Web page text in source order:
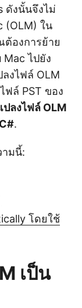
ดังนั้นจึงไม่
(OLM) ใน
องการย้าย
ไปยัง
งไฟล์ OLM
ฟล์ PST ของ
ปลงไฟล์ OLM
.
มนี้:
โดยใช้
เป็น